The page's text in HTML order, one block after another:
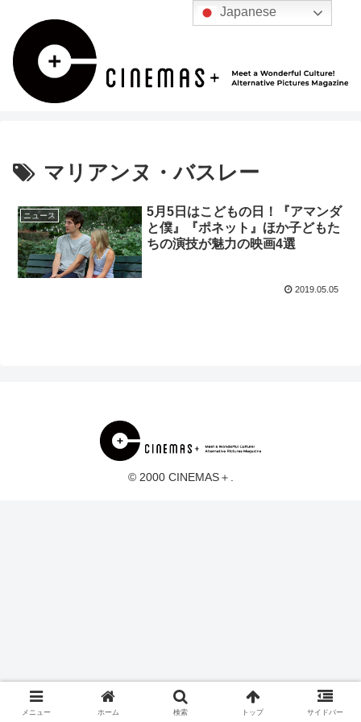
マリアンヌ・バスレー
ニュース
5月5日はこどもの日！『アマンダ
と僕』『ポネット』ほか子どもた
ちの演技が魅力の映画4選
2019.05.05
© 2000 CINEMAS＋.
メニュー ホーム 検索 トップ サイドバー
Japanese